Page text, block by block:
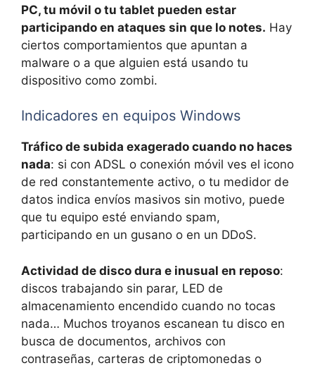
PC, tu móvil o tu tablet pueden estar
participando en ataques sin que lo notes. Hay
ciertos comportamientos que apuntan a
malware o a que alguien está usando tu
dispositivo como zombi.
Indicadores en equipos Windows
Tráfico de subida exagerado cuando no haces
nada: si con ADSL o conexión móvil ves el icono
de red constantemente activo, o tu medidor de
datos indica envíos masivos sin motivo, puede
que tu equipo esté enviando spam,
participando en un gusano o en un DDoS.
Actividad de disco dura e inusual en reposo:
discos trabajando sin parar, LED de
almacenamiento encendido cuando no tocas
nada… Muchos troyanos escanean tu disco en
busca de documentos, archivos con
contraseñas, carteras de criptomonedas o